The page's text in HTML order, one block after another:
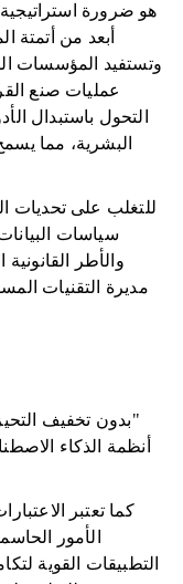
هو ضرورة
أبعد من أتمتة
وتستفيد المؤسسات
عمليات صنع
التحول باستبدال
البشرية، مما
للتغلب على تحديات
سياسات
والأطر
"بدون تخفيف
أنظمة الذكاء
كما تعتبر
الأمور
التطبيقات القوية